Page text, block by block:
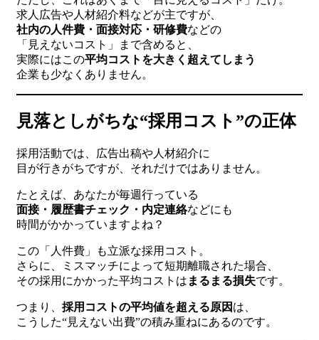
求人広告や人材紹介料などが主ですが、
社内の人件費・面接対応・研修費などの
「見えないコスト」まで含めると、
実際にはこの平均コストを大きく超えてしまう
企業も少なくありません。
見落としがちな“採用コスト”の正体
採用活動では、広告出稿や人材紹介に
目が行きがちですが、それだけではありません。
たとえば、あなたが毎週行っている
面接・履歴書チェック・内定連絡などにも
時間がかかっていますよね？
この「人件費」も立派な採用コスト。
さらに、ミスマッチによって短期離職された場合、
その採用にかかった平均コストは まるまる損失です。
つまり、 採用コストの平均値を超える原因 は、
こうした“見えない出費”の積み重ねにあるのです。